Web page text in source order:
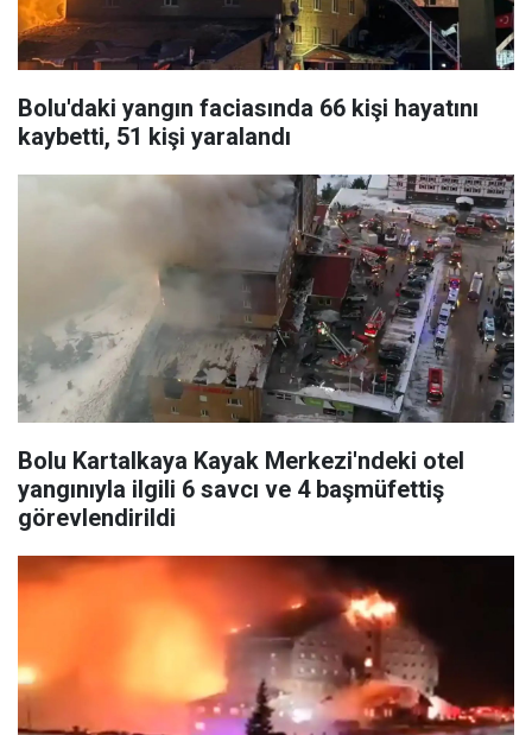
Bolu'daki yangın faciasında 66 kişi hayatını
kaybetti, 51 kişi yaralandı
Bolu Kartalkaya Kayak Merkezi'ndeki otel
yangınıyla ilgili 6 savcı ve 4 başmüfettiş
görevlendirildi